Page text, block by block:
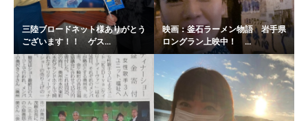
三陸ブロードネット様ありがとう
ございます！！ ゲス...
映画：釜石ラーメン物語 岩手県
ロングラン上映中！ ...